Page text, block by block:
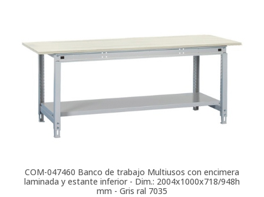
COM-047460 Banco de trabajo Multiusos con encimera
laminada y estante inferior - Dim.: 2004x1000x718/948h
mm - Gris ral 7035